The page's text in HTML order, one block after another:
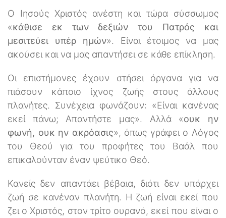
Ο Ιησούς Χριστός ανέστη και τώρα σύσσωμος
«κάθισε εκ των δεξιών του Πατρός και
μεσιτεύει υπέρ ημών». Είναι έτοιμος να μας
ακούσει και να μας απαντήσει σε κάθε επίκληση.
Οι επιστήμονες έχουν στήσει όργανα για να
πιάσουν κάποιο ίχνος ζωής στους άλλους
πλανήτες. Συνέχεια φωνάζουν: «Είναι κανένας
εκεί πάνω; Απαντήστε μας». Αλλά «ουκ ην
φωνή, ουκ ην ακρόασις», όπως γράφει ο Λόγος
του Θεού για του προφήτες του Βαάλ που
επικαλούνταν έναν ψεύτικο Θεό.
Κανείς δεν απαντάει βέβαια, διότι δεν υπάρχει
ζωή σε κανέναν πλανήτη. Η ζωή είναι εκεί που
ζει ο Χριστός, στον τρίτο ουρανό, εκεί που είναι ο